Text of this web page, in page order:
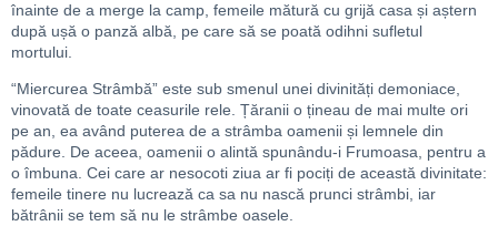
înainte de a merge la camp, femeile mătură cu grijă casa și aștern
după ușă o panză albă, pe care să se poată odihni sufletul
mortului.
“Miercurea Strâmbă” este sub smenul unei divinități demoniace,
vinovată de toate ceasurile rele. Țăranii o țineau de mai multe ori
pe an, ea având puterea de a strâmba oamenii și lemnele din
pădure. De aceea, oamenii o alintă spunându-i Frumoasa, pentru a
o îmbuna. Cei care ar nesocoti ziua ar fi pociți de această divinitate:
femeile tinere nu lucrează ca sa nu nască prunci strâmbi, iar
bătrânii se tem să nu le strâmbe oasele.